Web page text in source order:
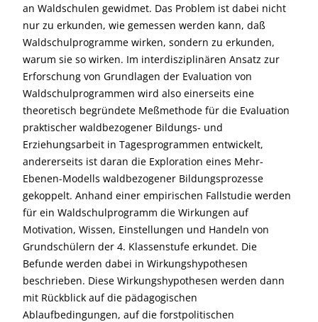
an Waldschulen gewidmet. Das Problem ist dabei nicht
nur zu erkunden, wie gemessen werden kann, daß
Waldschulprogramme wirken, sondern zu erkunden,
warum sie so wirken. Im interdisziplinären Ansatz zur
Erforschung von Grundlagen der Evaluation von
Waldschulprogrammen wird also einerseits eine
theoretisch begründete Meßmethode für die Evaluation
praktischer waldbezogener Bildungs- und
Erziehungsarbeit in Tagesprogrammen entwickelt,
andererseits ist daran die Exploration eines Mehr-
Ebenen-Modells waldbezogener Bildungsprozesse
gekoppelt. Anhand einer empirischen Fallstudie werden
für ein Waldschulprogramm die Wirkungen auf
Motivation, Wissen, Einstellungen und Handeln von
Grundschülern der 4. Klassenstufe erkundet. Die
Befunde werden dabei in Wirkungshypothesen
beschrieben. Diese Wirkungshypothesen werden dann
mit Rückblick auf die pädagogischen
Ablaufbedingungen, auf die forstpolitischen